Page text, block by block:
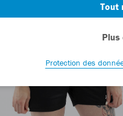
Tout
Plus
Protection des